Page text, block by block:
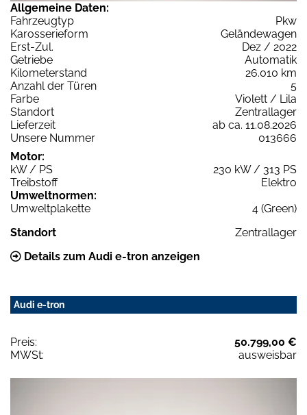
Allgemeine Daten:
Fahrzeugtyp
Pkw
Karosserieform
Geländewagen
Erst-Zul.
Dez / 2022
Getriebe
Automatik
Kilometerstand
26.010 km
Anzahl der Türen
5
Farbe
Violett / Lila
Standort
Zentrallager
Lieferzeit
ab ca. 11.08.2026
Unsere Nummer
013666
Motor:
kW / PS
230 kW / 313 PS
Treibstoff
Elektro
Umweltnormen:
Umweltplakette
4 (Green)
Standort
Zentrallager
Details zum Audi e-tron anzeigen
Audi e-tron
Preis:
50.799,00 €
MWSt:
ausweisbar